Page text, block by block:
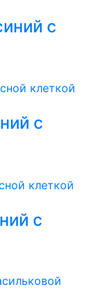
с
с
с